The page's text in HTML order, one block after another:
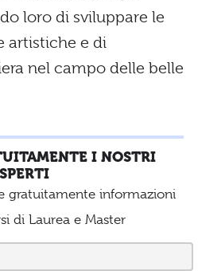
loro di sviluppare le
artistiche e di
nel campo delle belle
I NOSTRI
gratuitamente informazioni
di Laurea e Master